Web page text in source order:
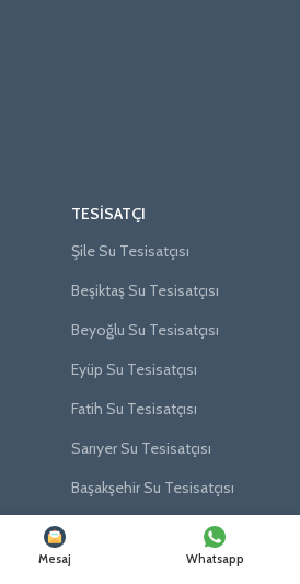
TESISATÇI
Şile Su Tesisatçısı
Beşiktaş Su Tesisatçısı
Beyoğlu Su Tesisatçısı
Eyüp Su Tesisatçısı
Fatih Su Tesisatçısı
Sarıyer Su Tesisatçısı
Başakşehir Su Tesisatçısı
Mesaj Whatsapp